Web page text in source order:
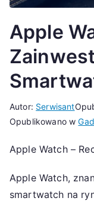
Apple
Autor: Serwisant
Opublikowano w
Apple Watch –
Apple Watch,
smartwatch na